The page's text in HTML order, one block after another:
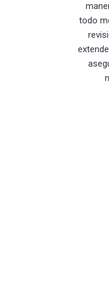
todo